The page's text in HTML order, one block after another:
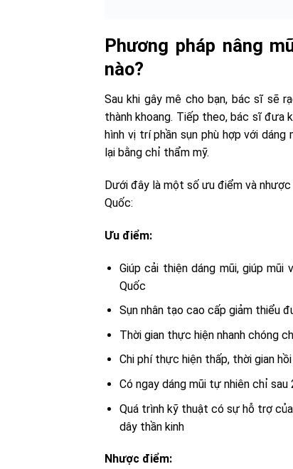
Phương pháp nâng
nào?
Sau khi gây mê cho bạn, bác sĩ sẽ
thành khoang. Tiếp theo, bác sĩ đưa
hình vị trí phần sụn phù hợp với
lại bằng chỉ thẩm mỹ.
Dưới đây là một số ưu điểm và
Quốc:
Ưu điểm:
Giúp cải thiện dáng mũi, giúp
Quốc
Sụn nhân tạo cao cấp giảm thiểu
Thời gian thực hiện nhanh chóng
Chi phí thực hiện thấp, thời gian
Có ngay dáng mũi tự nhiên chỉ sau
Quá trình kỹ thuật có sự hỗ trợ
dây thần kinh
Nhược điểm: